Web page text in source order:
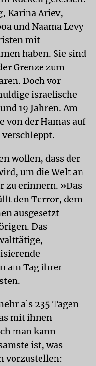
Karina Ariev,
und Naama Levy
mit
haben. Sie sind
Grenze zum
Doch vor
israelische
19 Jahren. Am
von der Hamas auf
verschleppt.
wollen, dass der
um die Welt an
zu erinnern. »Das
den Terror, dem
ausgesetzt
Das
am Tag ihrer
als 235 Tagen
mit ihnen
man kann
ist, was
vorzustellen: